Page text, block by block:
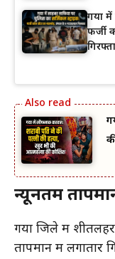
गया में
फर्जी
न्यूनतम
गया जिले में
तापमान में लगातार